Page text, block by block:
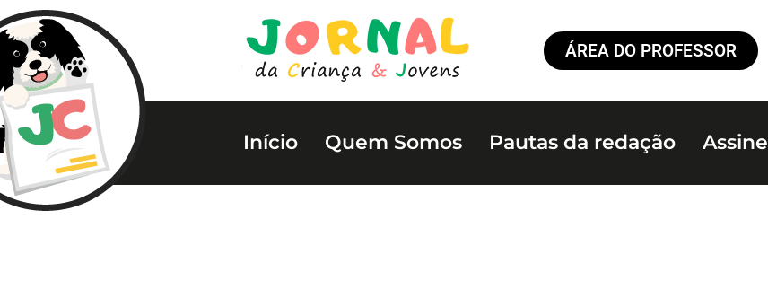
ÁREA DO PROFESSOR
Início Quem Somos Pautas da redação Assine